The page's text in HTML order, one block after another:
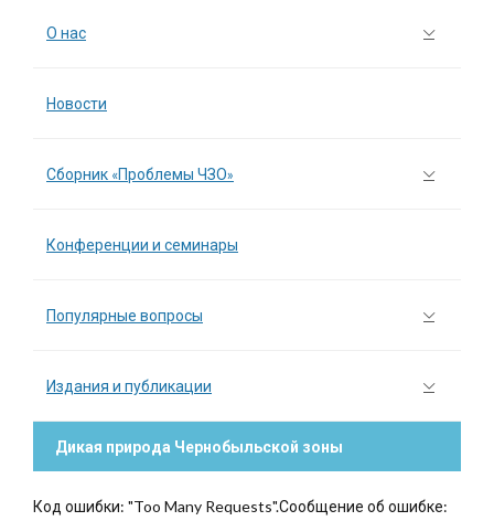
О нас
Новости
Сборник «Проблемы ЧЗО»
Конференции и семинары
Популярные вопросы
Издания и публикации
Дикая природа Чернобыльской зоны
Код ошибки: "Too Many Requests".Сообщение об ошибке: